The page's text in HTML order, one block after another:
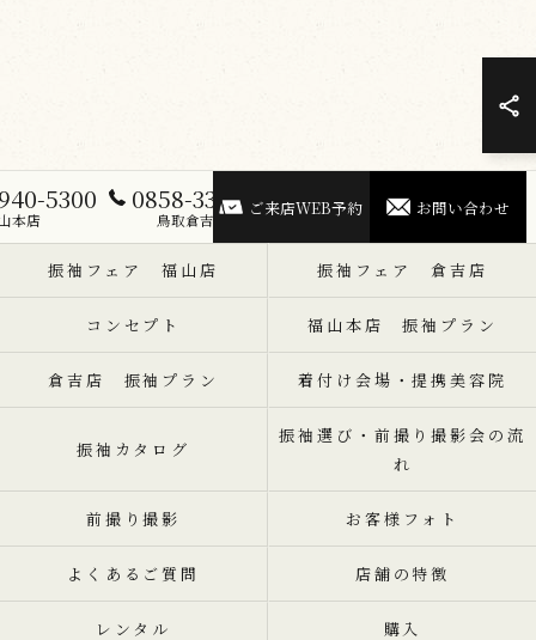
5300
本店
0858-33-5300
鳥取倉吉店
ご来店WEB予約 お問い合わせ
振袖フェア 福山店 振袖フェア 倉吉店
コンセプト 福山本店 振袖プラン
倉吉店 振袖プラン 着付け会場・提携美容院
振袖カタログ
振袖選び・前撮り撮影会の流
れ
前撮り撮影 お客様フォト
よくあるご質問 店舗の特徴
レンタル 購入